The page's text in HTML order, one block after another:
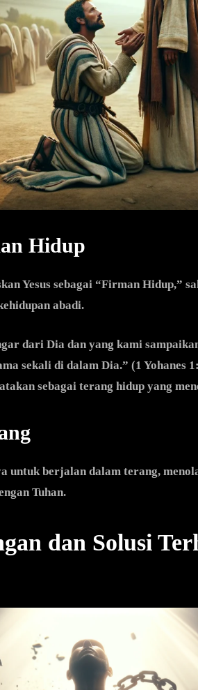
Hidup
Yesus sebagai “Firman Hidup,”
abadi.
dari Dia dan yang kami
sekali di dalam Dia.” (1 Yohanes
sebagai terang hidup yang
untuk berjalan dalam terang,
Tuhan.
dan Solusi